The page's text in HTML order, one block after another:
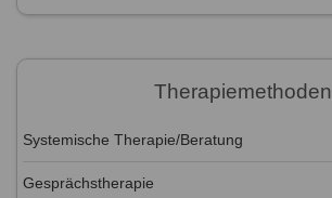
Therapiemethoden
Systemische Therapie/Beratung
Gesprächstherapie